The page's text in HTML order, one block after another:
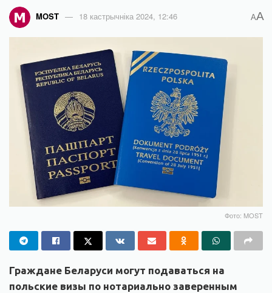
MOST 18 кастрычніка 2024, 12:46 AA
Фото: MOST
Граждане Беларуси могут подаваться на
польские визы по нотариально заверенным